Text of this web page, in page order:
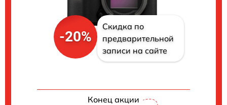
-20%
Скидка по
предварительной
записи на сайте
Конец акции